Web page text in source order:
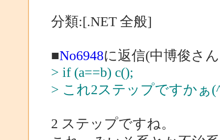
分類:[.NET 全般]
■No6948に返信(中博俊さ
> if (a==b) c();
> これ2ステップですかぁ
2 ステップですね。